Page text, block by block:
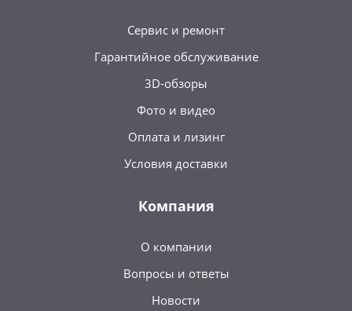
Сервис и ремонт
Гарантийное обслуживание
3D-обзоры
Фото и видео
Оплата и лизинг
Условия доставки
Компания
О компании
Вопросы и ответы
Новости